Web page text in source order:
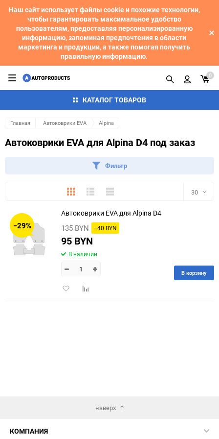
Наш сайт использует файлы cookie и похожие технологии,
чтобы гарантировать максимальное удобство
пользователям, предоставляя персонализированную
информацию, запоминая предпочтения в области
маркетинга и продукции, а также помогая получить
правильную информацию.
КАТАЛОГ ТОВАРОВ
0
Главная Автоковрики EVA Alpina
Автоковрики EVA для Alpina D4 под заказ
Фильтр
ПлиткаПодробноКомпактно 30
150
−29%
Автоковрики EVA для Alpina D4
135 BYN −40 BYN
95 BYN
В наличии
ДобавитьДобавить
В корзину
наверх
КОМПАНИЯ